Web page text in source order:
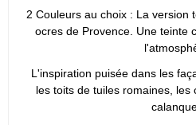
2 Couleurs au choix : La version
ocres de Provence. Une teinte
L'inspiration puisée dans les
les toits de tuiles romaines, les